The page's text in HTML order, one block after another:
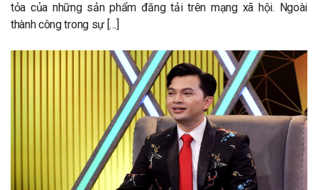
tỏa của những sản phẩm đăng tải trên mạng xã hội. Ngoài
thành công trong sự […]